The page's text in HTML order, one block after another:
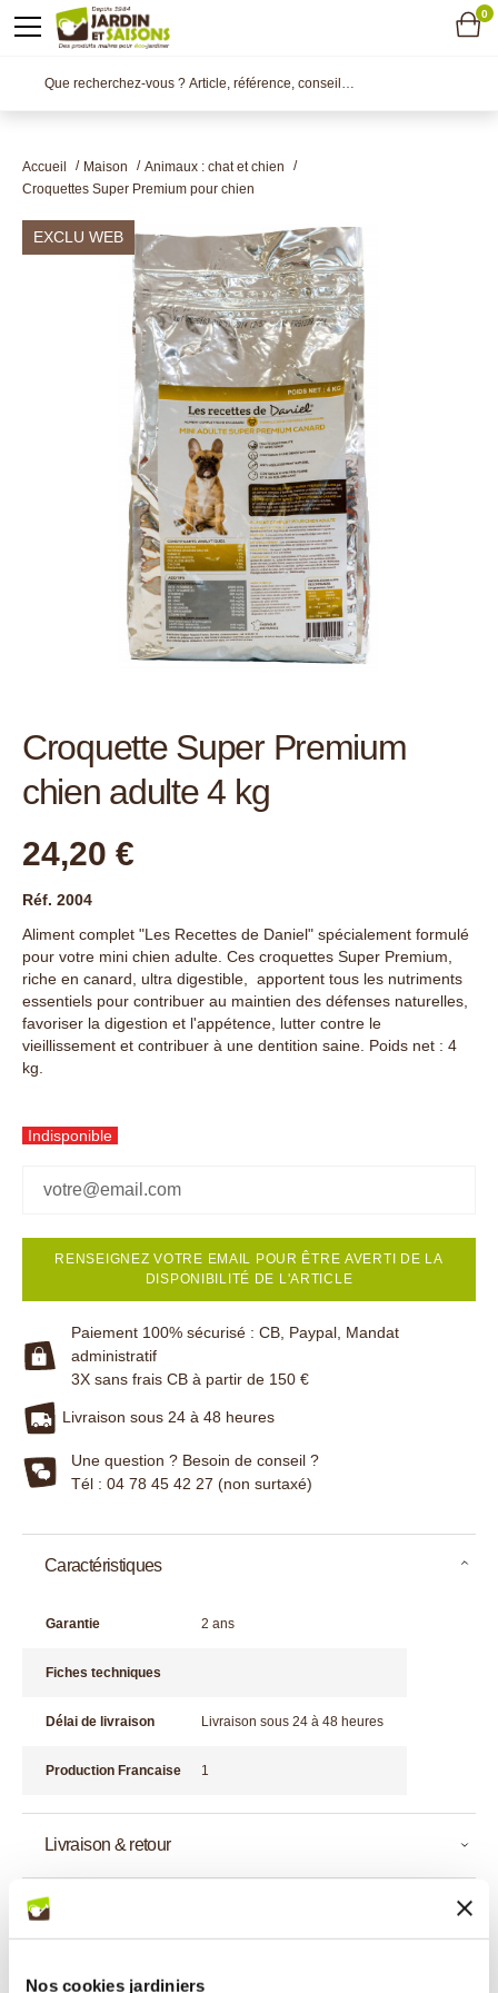
Nos cookies jardiniers
Accueil Maison
Animaux : chat et chien
Croquettes Super Premium pour chien
EXCLU WEB
Croquette Super Premium
chien adulte 4 kg
24,20 €
Réf. 2004
Aliment complet "Les Recettes de Daniel" spécialement formulé
pour votre mini chien adulte. Ces croquettes Super Premium,
riche en canard, ultra digestible, apportent tous les nutriments
essentiels pour contribuer au maintien des défenses naturelles,
favoriser la digestion et l'appétence, lutter contre le
vieillissement et contribuer à une dentition saine. Poids net : 4
kg.
Indisponible
RENSEIGNEZ VOTRE EMAIL POUR ÊTRE AVERTI DE LA
DISPONIBILITÉ DE L'ARTICLE
Paiement 100% sécurisé : CB, Paypal, Mandat
administratif
3X sans frais CB à partir de 150 €
Livraison sous 24 à 48 heures
Une question ? Besoin de conseil ?
Tél : 04 78 45 42 27 (non surtaxé)
* Croquettes Super Premium riche en canard pour mini chien
adulte (poids net : 4 kg) : Offrez à votre chien un repas complet,
formulés sous contrôle vétérinaire pour votre animal de
Caractéristiques
Garantie 2 ans
Fiches techniques
Délai de livraison Livraison sous 24 à 48 heures
Production Francaise 1
Livraison & retour
0